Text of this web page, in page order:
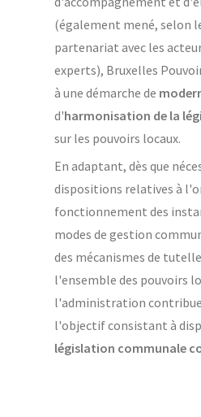
(également mené, selon
partenariat avec les
experts), Bruxelles
à une démarche de
d'harmonisation de la
sur les pouvoirs locaux.
En adaptant, dès que
dispositions relatives à
fonctionnement des
modes de gestion
des mécanismes de
l'ensemble des pouvoirs
l'administration
l'objectif consistant à
législation communale